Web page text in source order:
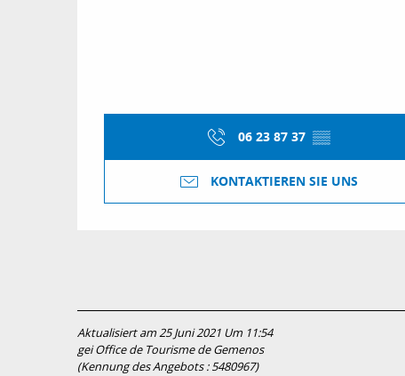
06 23 87 37 ▒▒
KONTAKTIEREN SIE UNS
Aktualisiert am 25 Juni 2021 Um 11:54
gei Office de Tourisme de Gemenos
(Kennung des Angebots :5480967)